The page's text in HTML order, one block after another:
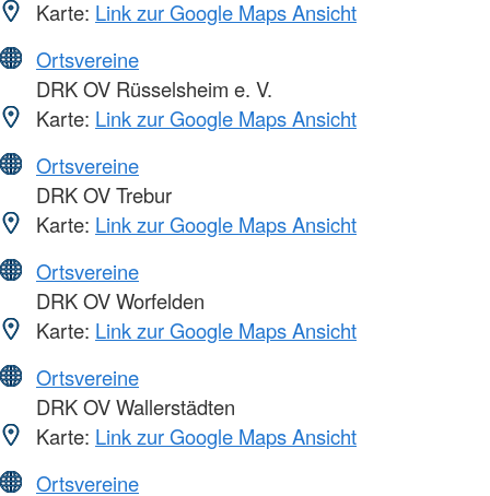
Karte: Link zur Google Maps Ansicht
Ortsvereine
DRK OV Rüsselsheim e. V.
Karte: Link zur Google Maps Ansicht
Ortsvereine
DRK OV Trebur
Karte: Link zur Google Maps Ansicht
Ortsvereine
DRK OV Worfelden
Karte: Link zur Google Maps Ansicht
Ortsvereine
DRK OV Wallerstädten
Karte: Link zur Google Maps Ansicht
Ortsvereine